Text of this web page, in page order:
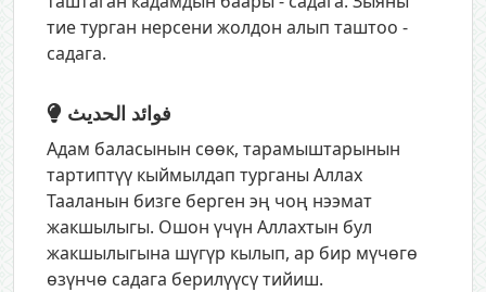
тие турган нерсени жолдон алып таштоо -
садага.
فوائد الحديث
Адам баласынын сөөк, тарамыштарынын
тартиптүү кыймылдап турганы Аллах
Тааланын бизге берген эң чоң нээмат
жакшылыгы. Ошон үчүн Аллахтын бул
жакшылыгына шүгүр кылып, ар бир мүчөгө
өзүнчө садага берилүүсү тийиш.